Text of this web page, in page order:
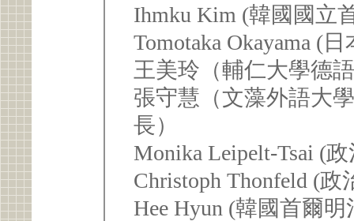
Ihmku Kim (韓國國立
Tomotaka Okayama (
王美玲（輔仁大學德
張守慧（文藻外語大
長）
Monika Leipelt-Tsai (
Christoph Thonfeld (
Hee Hyun (韓國首爾